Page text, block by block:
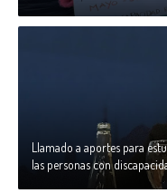
Llamado a aportes para
las personas con